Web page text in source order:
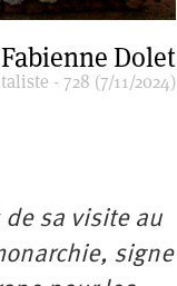
Fabienne Dolet
- 728 (7/11/2024)
sa visite au
signe